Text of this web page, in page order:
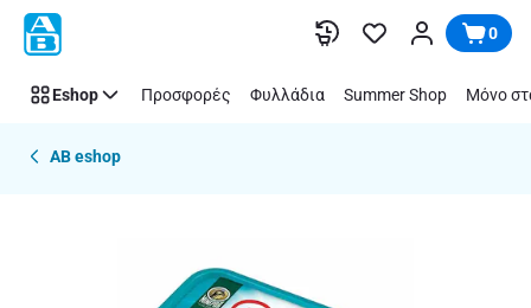
Παράλειψη 0
Eshop Προσφορές Φυλλάδια Summer Shop Μόνο
AB eshop